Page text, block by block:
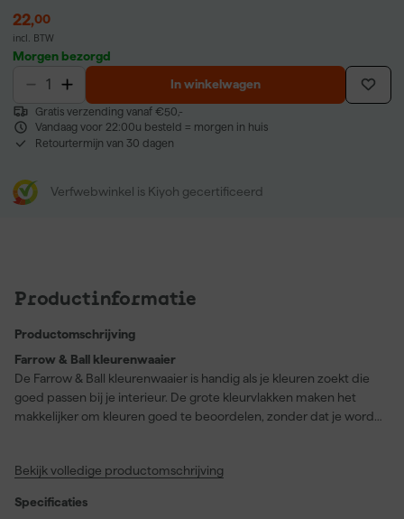
22,00
incl. BTW
Morgen bezorgd
In winkelwagen
Gratis verzending vanaf €50,-
Vandaag voor 22:00u besteld = morgen in huis
Retourtermijn van 30 dagen
Verfwebwinkel is Kiyoh gecertificeerd
Productinformatie
Productomschrijving
Farrow & Ball kleurenwaaier
De Farrow & Ball kleurenwaaier is handig als je kleuren zoekt die
goed passen bij je interieur. De grote kleurvlakken maken het
makkelijker om kleuren goed te beoordelen, zonder dat je wordt
Door de waaier bij meubels of accessoires te houden, zie je direct
kleur in jouw ruimte. De kleuren op deze waaier zijn volledig
Bekijk volledige productomschrijving
Specificaties